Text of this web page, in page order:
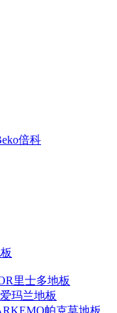
倍科
里士多地板
玛兰地板